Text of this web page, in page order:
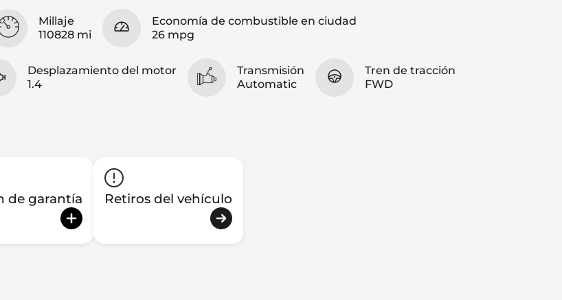
Millaje
110828 mi
Economía de combustible en ciudad
26 mpg
Desplazamiento del motor
1.4
Transmisión
Automatic
Tren de tracción
FWD
de garantía Retiros del vehículo